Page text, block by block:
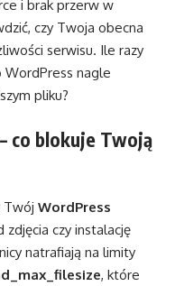
i brak przerw w
czy Twoja obecna
serwisu. Ile razy
WordPress nagle
pliku?
co blokuje Twoją
Twój WordPress
czy instalację
natrafiają na limity
, które